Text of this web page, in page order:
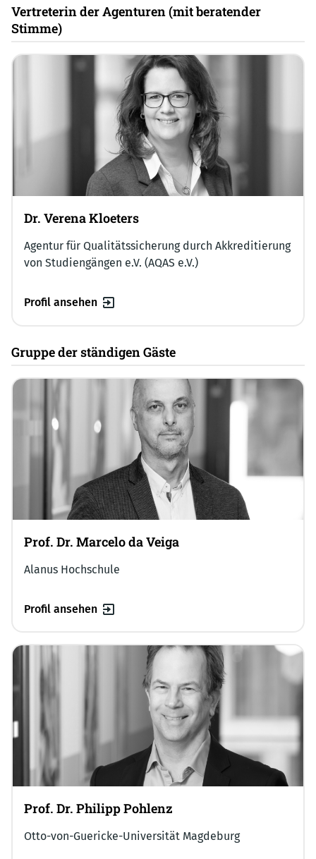
Vertreterin der Agenturen (mit beratender
Stimme)
Dr. Verena Kloeters
Agentur für Qualitätssicherung durch Akkreditierung
von Studiengängen e.V. (AQAS e.V.)
Profil ansehen
Gruppe der ständigen Gäste
Prof. Dr. Marcelo da Veiga
Alanus Hochschule
Profil ansehen
Prof. Dr. Philipp Pohlenz
Otto-von-Guericke-Universität Magdeburg